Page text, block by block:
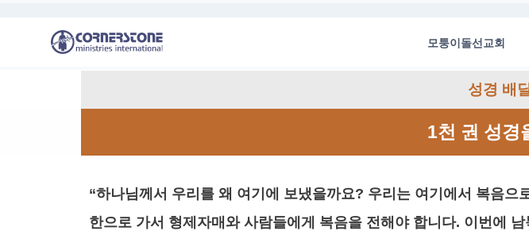
모퉁이돌선교회
성경 배
1천 권 성경
“하나님께서 우리를 왜 여기에 보냈을까요? 우리는 여기에서 복음
한으로 가서 형제자매와 사람들에게 복음을 전해야 합니다. 이번에